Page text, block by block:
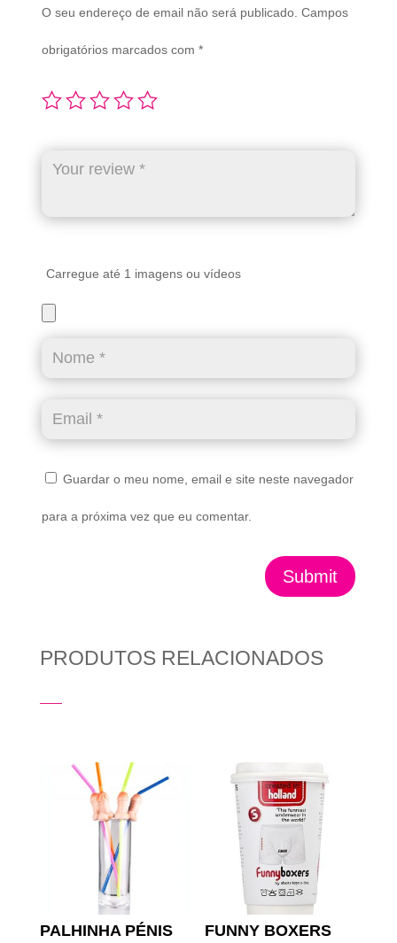
O seu endereço de email não será publicado. Campos
obrigatórios marcados com *
Carregue até 1 imagens ou vídeos
Guardar o meu nome, email e site neste navegador
para a próxima vez que eu comentar.
Submit
PRODUTOS RELACIONADOS
PALHINHA PÉNIS
FUNNY BOXERS